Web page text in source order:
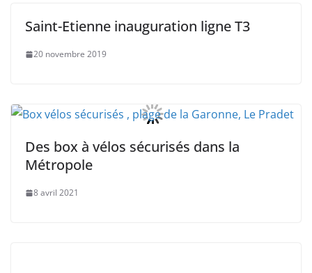
Saint-Etienne inauguration ligne T3
20 novembre 2019
Des box à vélos sécurisés dans la
Métropole
8 avril 2021